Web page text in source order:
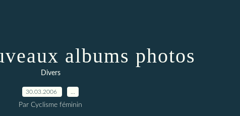
albums photos
Divers
30.03.2006
Par Cyclisme féminin